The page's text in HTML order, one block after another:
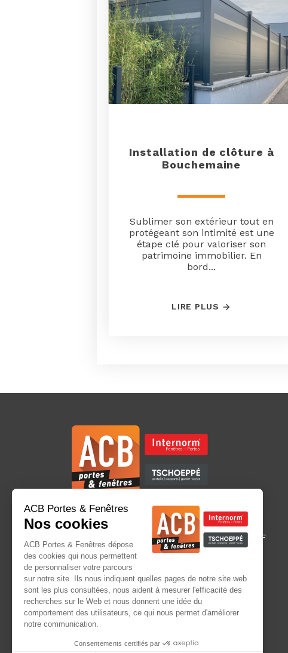
Installation de clôture à
Bouchemaine
Sublimer son extérieur tout en
protégeant son intimité est une
étape clé pour valoriser son
patrimoine immobilier. En
bord...
LIRE PLUS
SHOWROOM
3 Boulevard des Bretonnières – Bâtiment F
49124 Saint Barthélemy d’Anjou
SIÈGE SOCIAL
ACB Menuiserie
1040 route de Châteauneuf – La Gare
49330 Étriché